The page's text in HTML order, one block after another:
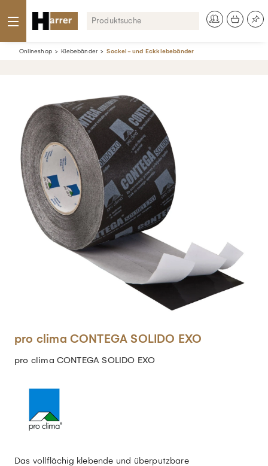
Onlineshop Klebebänder Sockel- und Eckklebebänder
pro clima CONTEGA SOLIDO EXO
pro clima CONTEGA SOLIDO EXO
Das vollflächig klebende und überputzbare